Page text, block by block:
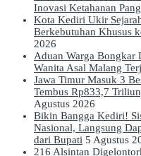
Inovasi Ketahanan
Kota Kediri Ukir
Berkebutuhan Khusus
2026
Aduan Warga Bongkar
Wanita Asal Malang
Jawa Timur Masuk 3
Tembus Rp833,7
Agustus 2026
Bikin Bangga Kediri!
Nasional, Langsung
dari Bupati 5 Agustus
216 Alsintan